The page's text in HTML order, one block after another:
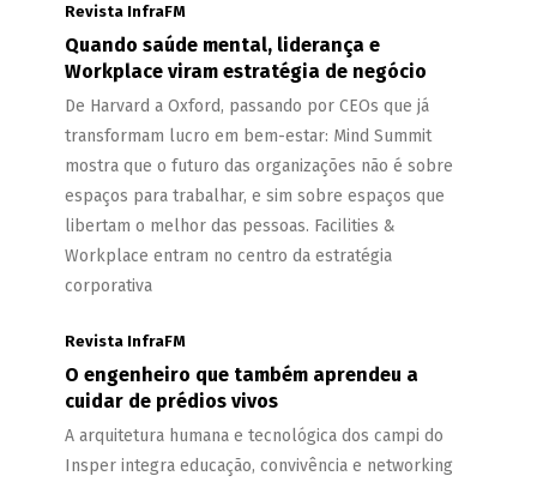
Revista InfraFM
Quando saúde mental, liderança e
Workplace viram estratégia de negócio
De Harvard a Oxford, passando por CEOs que já
transformam lucro em bem-estar: Mind Summit
mostra que o futuro das organizações não é sobre
espaços para trabalhar, e sim sobre espaços que
libertam o melhor das pessoas. Facilities &
Workplace entram no centro da estratégia
corporativa
Revista InfraFM
O engenheiro que também aprendeu a
cuidar de prédios vivos
A arquitetura humana e tecnológica dos campi do
Insper integra educação, convivência e networking